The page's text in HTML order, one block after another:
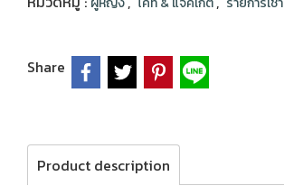
Share
Product description